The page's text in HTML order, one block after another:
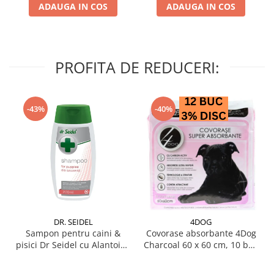
ADAUGA IN COS ADAUGA IN COS
PROFITA DE REDUCERI:
-43%
DR. SEIDEL
Sampon pentru caini &
pisici Dr Seidel cu Alantoina
-40%
4DOG
Covorase absorbante 4Dog
Charcoal 60 x 60 cm, 10 buc